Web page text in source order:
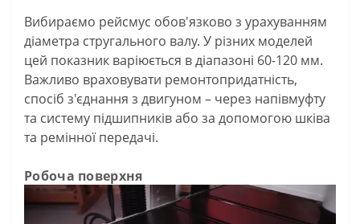
Вибираємо рейсмус обов'язково з урахуванням
діаметра стругального валу. У різних моделей
цей показник варіюється в діапазоні 60-120 мм.
Важливо враховувати ремонтопридатність,
спосіб з'єднання з двигуном – через напівмуфту
та систему підшипників або за допомогою шківа
та ремінної передачі.
Робоча поверхня